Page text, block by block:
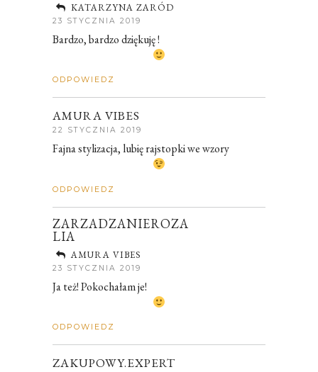
KATARZYNA ZARÓD
23 STYCZNIA 2019
Bardzo, bardzo dziękuję !
ODPOWIEDZ
AMURA VIBES
22 STYCZNIA 2019
Fajna stylizacja, lubię rajstopki we wzory
ODPOWIEDZ
ZARZADZANIEROZA
LIA
AMURA VIBES
23 STYCZNIA 2019
Ja też! Pokochałam je!
ODPOWIEDZ
ZAKUPOWY.EXPERT